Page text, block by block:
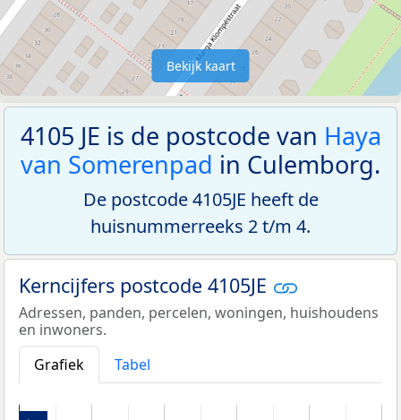
Bekijk kaart
4105 JE is de postcode van Haya
van Somerenpad in Culemborg.
De postcode 4105JE heeft de
huisnummerreeks 2 t/m 4.
Kerncijfers postcode 4105JE
Adressen, panden, percelen, woningen, huishoudens
en inwoners.
Grafiek
Tabel